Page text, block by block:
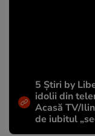
5 Știri by
idolii din
Acasă TV/
de iubitul